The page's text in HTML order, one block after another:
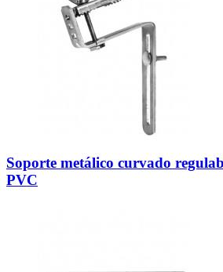
Soporte metálico curvado
PVC